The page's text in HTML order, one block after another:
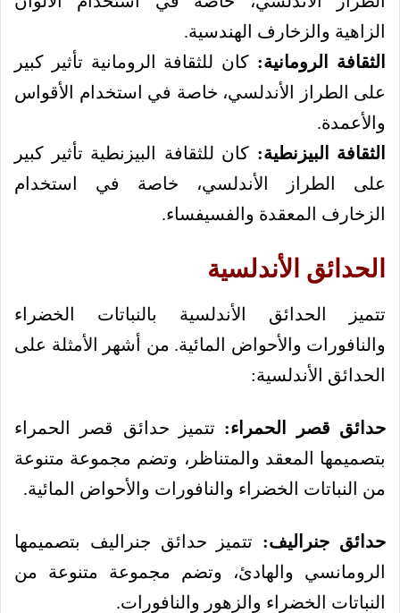
الزاهية والزخارف الهندسية.
الثقافة الرومانية: كان للثقافة الرومانية تأثير كبير
على الطراز الأندلسي، خاصة في استخدام الأقواس
والأعمدة.
الثقافة البيزنطية: كان للثقافة البيزنطية تأثير كبير
على الطراز الأندلسي، خاصة في استخدام
الزخارف المعقدة والفسيفساء.
الحدائق الأندلسية
تتميز الحدائق الأندلسية بالنباتات الخضراء
والنافورات والأحواض المائية. من أشهر الأمثلة على
الحدائق الأندلسية:
حدائق قصر الحمراء: تتميز حدائق قصر الحمراء
بتصميمها المعقد والمتناظر، وتضم مجموعة متنوعة
من النباتات الخضراء والنافورات والأحواض المائية.
حدائق جنراليف: تتميز حدائق جنراليف بتصميمها
الرومانسي والهادئ، وتضم مجموعة متنوعة من
النباتات الخضراء والزهور والنافورات.